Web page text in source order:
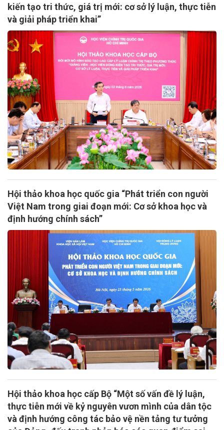
kiến tạo tri thức, giá trị mới: cơ sở lý luận, thực tiễn
và giải pháp triển khai”
Hội thảo khoa học quốc gia “Phát triển con người
Việt Nam trong giai đoạn mới: Cơ sở khoa học và
định hướng chính sách”
Hội thảo khoa học cấp Bộ “Một số vấn đề lý luận,
thực tiễn mới về kỷ nguyên vươn mình của dân tộc
và định hướng công tác bảo vệ nền tảng tư tưởng